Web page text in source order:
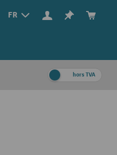
FR
hors TVA